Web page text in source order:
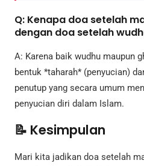
Q: Kenapa doa setelah
dengan doa setelah
A: Karena baik wudhu maupun
bentuk *taharah* (penyucian)
penutup yang secara umum
penyucian diri dalam Islam.
📝 Kesimpulan
Mari kita jadikan doa setelah